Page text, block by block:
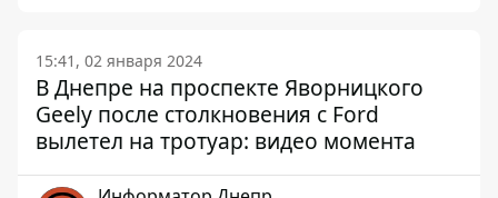
15:41, 02 января 2024
В Днепре на проспекте Яворницкого
Geely после столкновения с Ford
вылетел на тротуар: видео момента